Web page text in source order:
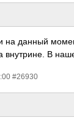
на данный
внут­рине. В
#26930